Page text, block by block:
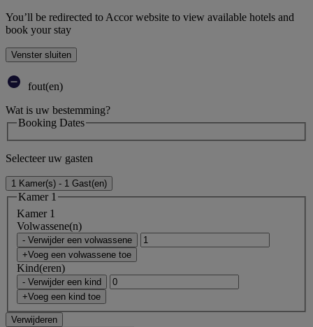
You’ll be redirected to Accor website to view available hotels and
book your stay
Venster sluiten
fout(en)
Wat is uw bestemming?
Booking Dates
Selecteer uw gasten
1 Kamer(s) - 1 Gast(en)
Kamer 1
Kamer 1
Volwassene(n)
- Verwijder een volwassene
+Voeg een volwassene toe
Kind(eren)
- Verwijder een kind
+Voeg een kind toe
Verwijderen